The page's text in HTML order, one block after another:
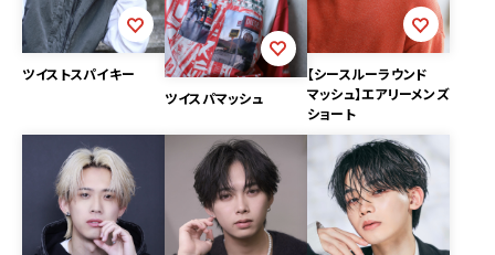
ツイストスパイキー
ツイスパマッシュ
【シースルーラウンド
マッシュ】エアリーメンズ
ショート